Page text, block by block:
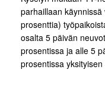
parhaillaan
prosenttia)
osalta 5 päivän
prosentissa ja alle 5
prosentissa